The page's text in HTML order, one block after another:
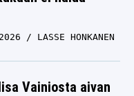
LASSE HONKANEN
Vainiosta aivan